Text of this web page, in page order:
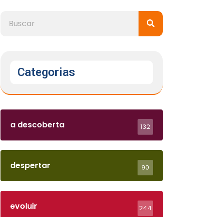
Categorias
a descoberta 132
despertar 90
evoluir 244